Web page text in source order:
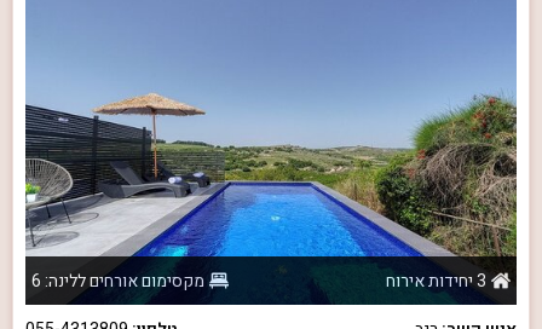
3 יחידות אירוח
מקסימום אורחים ללינה: 6